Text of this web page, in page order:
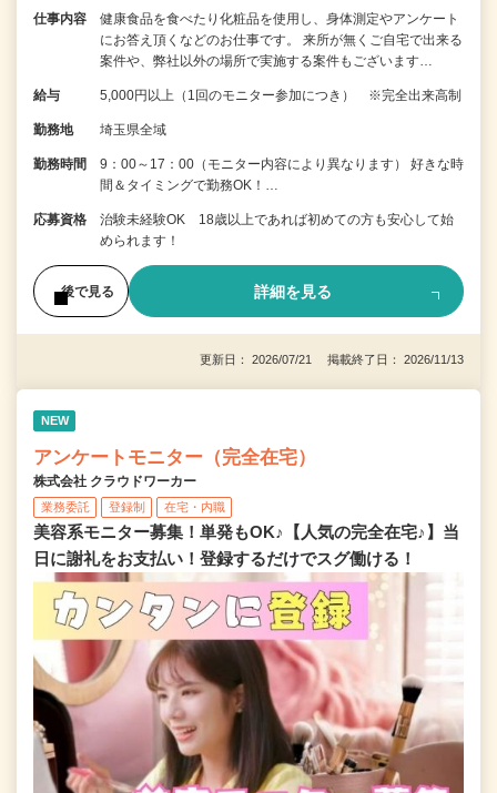
仕事内容
健康食品を食べたり化粧品を使用し、身体測定やアンケート
にお答え頂くなどのお仕事です。 来所が無くご自宅で出来る
案件や、弊社以外の場所で実施する案件もございます…
給与 5,000円以上（1回のモニター参加につき） ※完全出来高制
勤務地 埼玉県全域
勤務時間
9：00～17：00（モニター内容により異なります） 好きな時
間＆タイミングで勤務OK！…
応募資格
治験未経験OK 18歳以上であれば初めての方も安心して始
められます！
後で見る 詳細を見る
更新日： 2026/07/21 掲載終了日： 2026/11/13
NEW
アンケートモニター（完全在宅）
株式会社 クラウドワーカー
業務委託 登録制 在宅・内職
美容系モニター募集！単発もOK♪【人気の完全在宅♪】当
日に謝礼をお支払い！登録するだけでスグ働ける！